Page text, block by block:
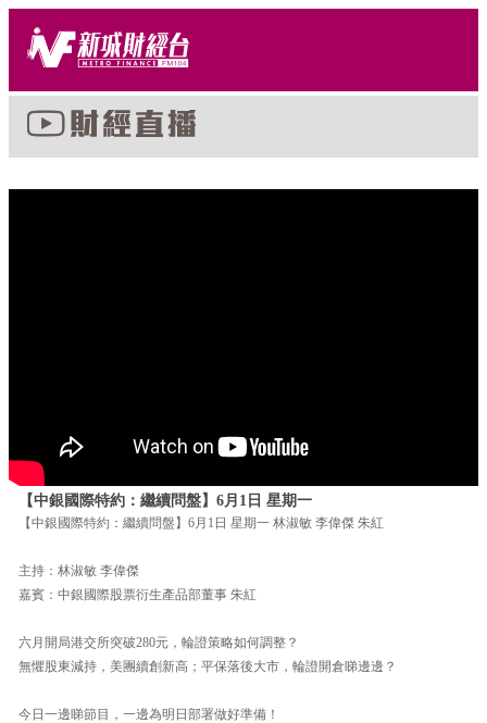
【中銀國際特約：繼續問盤】6月1日 星期一
【中銀國際特約：繼續問盤】6月1日 星期一 林淑敏 李偉傑 朱紅
主持：林淑敏 李偉傑
嘉賓：中銀國際股票衍生產品部董事 朱紅
六月開局港交所突破280元，輪證策略如何調整？
無懼股東減持，美團續創新高；平保落後大市，輪證開倉睇邊邊？
今日一邊睇節目，一邊為明日部署做好準備！